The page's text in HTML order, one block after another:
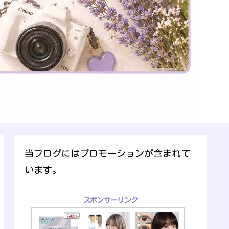
当ブログにはプロモーションが含まれて
います。
スポンサーリンク